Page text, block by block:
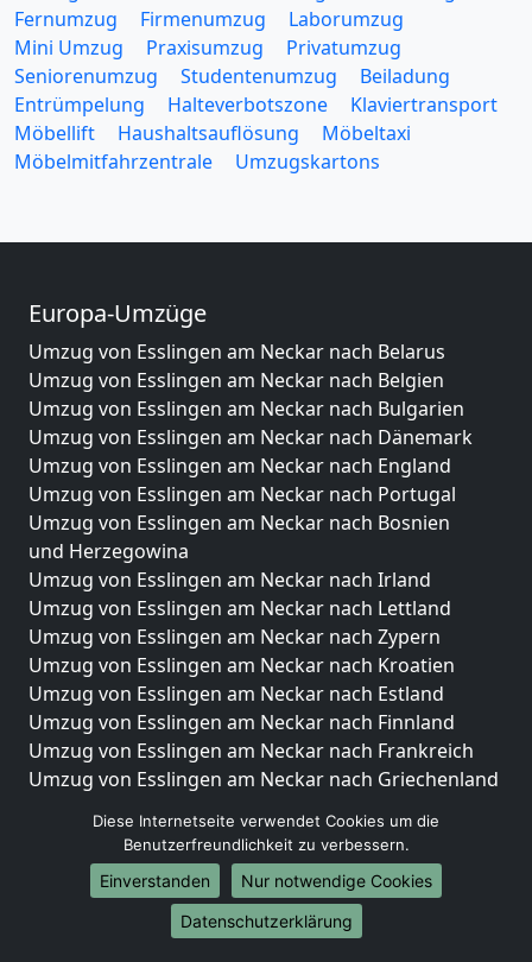
Fernumzug
Firmenumzug
Laborumzug
Mini Umzug
Praxisumzug
Privatumzug
Seniorenumzug
Studentenumzug
Beiladung
Entrümpelung
Halteverbotszone
Klaviertransport
Möbellift
Haushaltsauflösung
Möbeltaxi
Möbelmitfahrzentrale
Umzugskartons
Europa-Umzüge
Umzug von Esslingen am Neckar nach Belarus
Umzug von Esslingen am Neckar nach Belgien
Umzug von Esslingen am Neckar nach Bulgarien
Umzug von Esslingen am Neckar nach Dänemark
Umzug von Esslingen am Neckar nach England
Umzug von Esslingen am Neckar nach Portugal
Umzug von Esslingen am Neckar nach Bosnien
und Herzegowina
Umzug von Esslingen am Neckar nach Irland
Umzug von Esslingen am Neckar nach Lettland
Umzug von Esslingen am Neckar nach Zypern
Umzug von Esslingen am Neckar nach Kroatien
Umzug von Esslingen am Neckar nach Estland
Umzug von Esslingen am Neckar nach Finnland
Umzug von Esslingen am Neckar nach Frankreich
Umzug von Esslingen am Neckar nach Griechenland
Umzug von Esslingen am Neckar nach Liechtenstein
Umzug von Esslingen am Neckar nach Luxemburg
Umzug von Esslingen am Neckar nach Niederlande
Umzug von Esslingen am Neckar nach Norwegen
Diese Internetseite verwendet Cookies um die
Benutzerfreundlichkeit zu verbessern.
Einverstanden
Nur notwendige Cookies
Datenschutzerklärung